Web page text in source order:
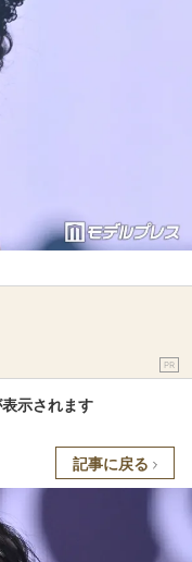
PR
示されます
記事に戻る